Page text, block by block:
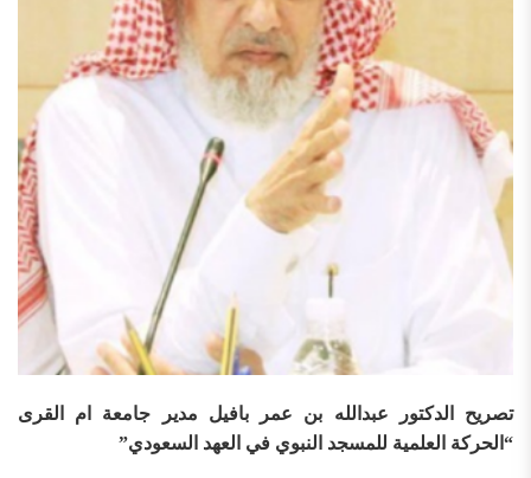
تصريح الدكتور عبدالله بن عمر بافيل مدير جامعة ام القرى
“الحركة العلمية للمسجد النبوي في العهد السعودي”